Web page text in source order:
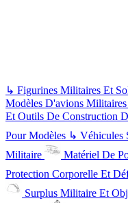
↳ Figurines Militaires Et
Modèles D'avions Militaires
Et Outils De Construction
Pour Modèles ↳ Véhicules
Militaire
Matériel De
Protection Corporelle Et
Surplus Militaire Et